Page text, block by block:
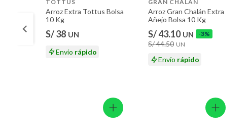
TOTTUS
Arroz Extra Tottus Bolsa
10 Kg
S/ 38 UN
Envío rápido
GRAN CHALAN
Arroz Gran Chalán Extra
Añejo Bolsa 10 Kg
S/ 43.10 UN -3%
S/ 44.50 UN
Envío rápido